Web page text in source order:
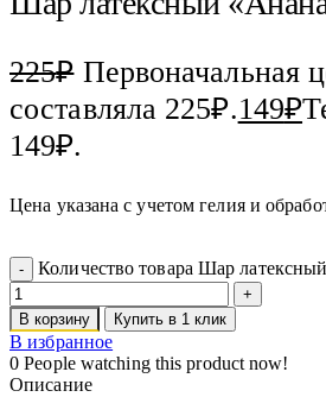
225₽ Первоначальная
составляла 225₽.149₽
149₽.
Цена указана с учетом гелия и
Количество товара Шар
В корзину Купить в 1 клик
В избранное
0 People watching this product now!
Описание